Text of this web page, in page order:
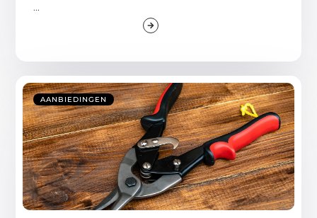
...
AANBIEDINGEN